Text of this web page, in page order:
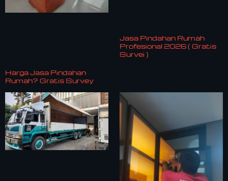
Harga Jasa Pindahan
Rumah? Gratis Survey
Jasa Pindahan Rumah
Profesional 2026 ( Gratis
Survei )